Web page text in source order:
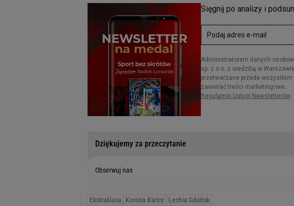
Dziękujemy za przeczytanie
Obserwuj nas
Ekstraklasa Korona Kielce Lechia Gdańsk